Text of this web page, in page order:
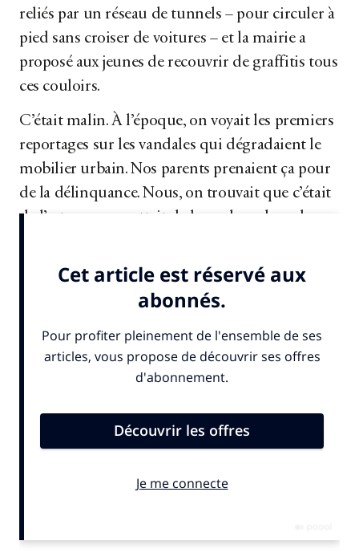
reliés par un réseau de tunnels– pour circuler à
pied sans croiser de voitures –et la mairie a
proposé aux jeunes de recouvrir de graffitis tous
ces couloirs.
C’était malin. À l’époque, on voyait les premiers
reportages sur les vandales qui dégradaient le
mobilier urbain. Nos parents prenaient ça pour
de la délinquance. Nous, on trouvait que c’était
de l’art, que ça mettait de la couleur dans des